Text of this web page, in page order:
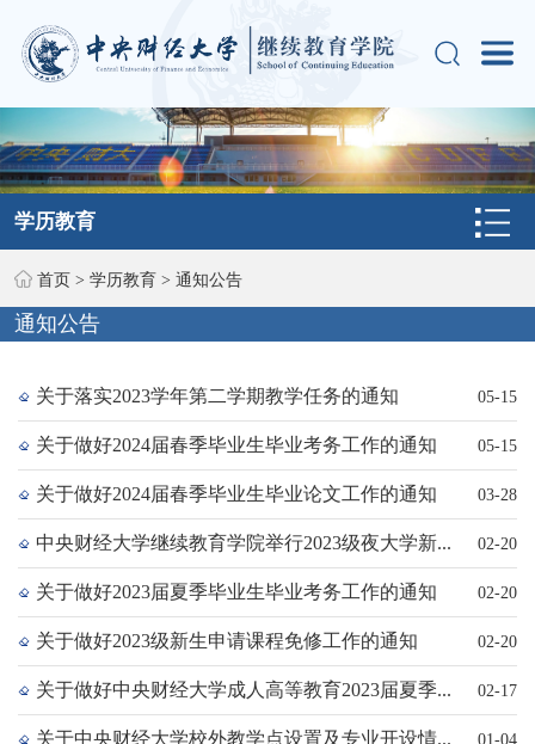
学历教育
首页 > 学历教育 > 通知公告
通知公告
关于落实2023学年第二学期教学任务的通知 05-15
关于做好2024届春季毕业生毕业考务工作的通知 05-15
关于做好2024届春季毕业生毕业论文工作的通知 03-28
中央财经大学继续教育学院举行2023级夜大学新... 02-20
关于做好2023届夏季毕业生毕业考务工作的通知 02-20
关于做好2023级新生申请课程免修工作的通知 02-20
关于做好中央财经大学成人高等教育2023届夏季... 02-17
关于中央财经大学校外教学点设置及专业开设情... 01-04